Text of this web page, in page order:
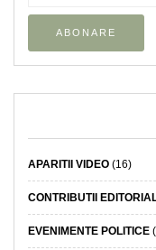
APARITII VIDEO (16)
CONTRIBUTII
EVENIMENTE POLITICE